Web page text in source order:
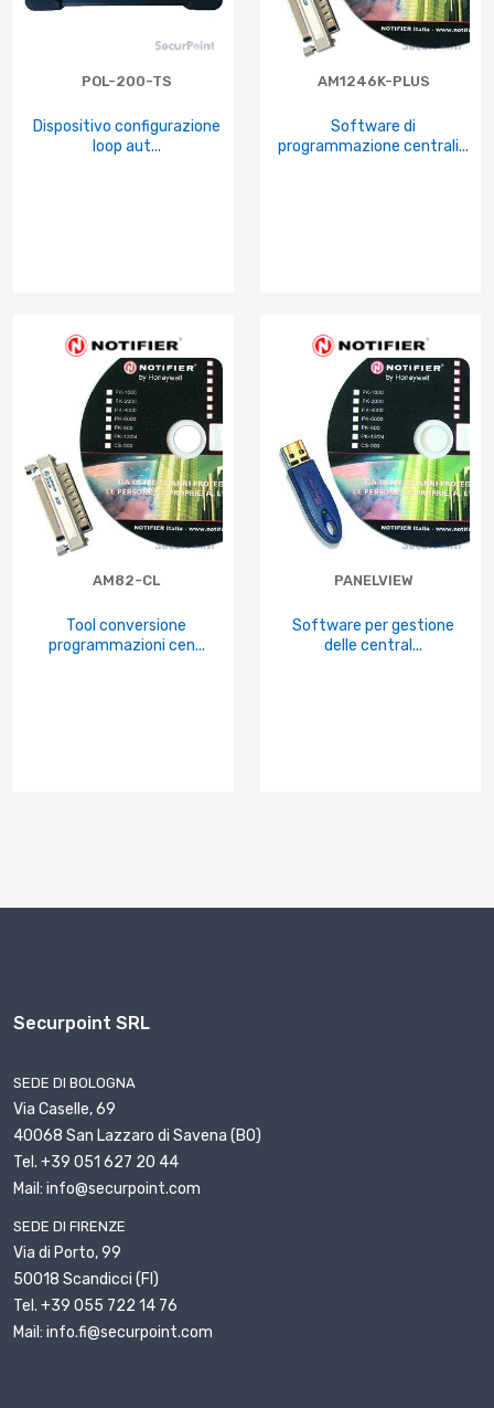
POL-200-TS
Dispositivo configurazione
loop aut...
AM1246K-PLUS
Software di
programmazione centrali...
AM82-CL
Tool conversione
programmazioni cen...
PANELVIEW
Software per gestione
delle central...
Securpoint SRL
SEDE DI BOLOGNA
Via Caselle, 69
40068 San Lazzaro di Savena (BO)
Tel. +39 051 627 20 44
Mail: info@securpoint.com
SEDE DI FIRENZE
Via di Porto, 99
50018 Scandicci (FI)
Tel. +39 055 722 14 76
Mail: info.fi@securpoint.com